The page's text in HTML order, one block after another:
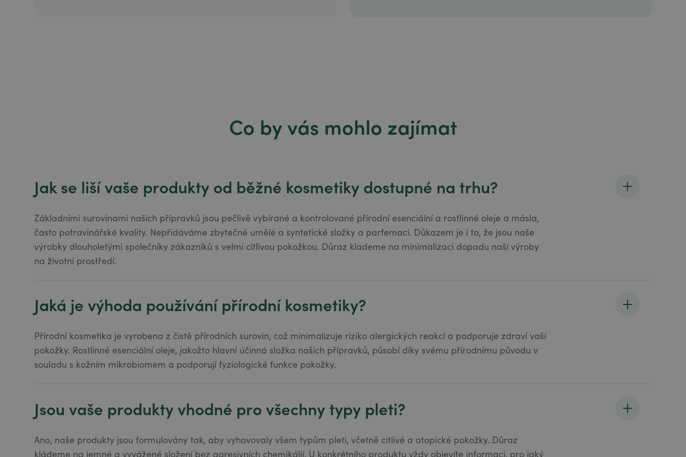
Co by vás mohlo zajímat
Jak se liší vaše produkty od běžné kosmetiky dostupné na trhu?
Základními surovinami našich přípravků jsou pečlivě vybírané a kontrolované přírodní esenciální a rostlinné oleje a másla,
často potravinářské kvality. Nepřidáváme zbytečné umělé a syntetické složky a parfemaci. Důkazem je i to, že jsou naše
výrobky dlouholetými společníky zákazníků s velmi citlivou pokožkou. Důraz klademe na minimalizaci dopadu naší výroby
na životní prostředí.
Jaká je výhoda používání přírodní kosmetiky?
Přírodní kosmetika je vyrobena z čistě přírodních surovin, což minimalizuje riziko alergických reakcí a podporuje zdraví vaší
pokožky. Rostlinné esenciální oleje, jakožto hlavní účinná složka našich přípravků, působí díky svému přírodnímu původu v
souladu s kožním mikrobiomem a podporují fyziologické funkce pokožky.
Jsou vaše produkty vhodné pro všechny typy pleti?
Ano, naše produkty jsou formulovány tak, aby vyhovovaly všem typům pleti, včetně citlivé a atopické pokožky. Důraz
kládeme na jemné a vyvážené složení bez agresivních chemikálií. U konkrétního produktu vždy objevíte informaci, pro jaký